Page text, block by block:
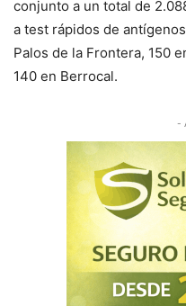
conjunto a un total de
a test rápidos de
Palos de la Frontera, 150
140 en Berrocal.
-